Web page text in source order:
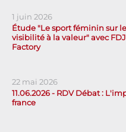
1 juin 2026
Étude "Le sport féminin sur
visibilité à la valeur" avec
Factory
22 mai 2026
11.06.2026 - RDV Débat :
france